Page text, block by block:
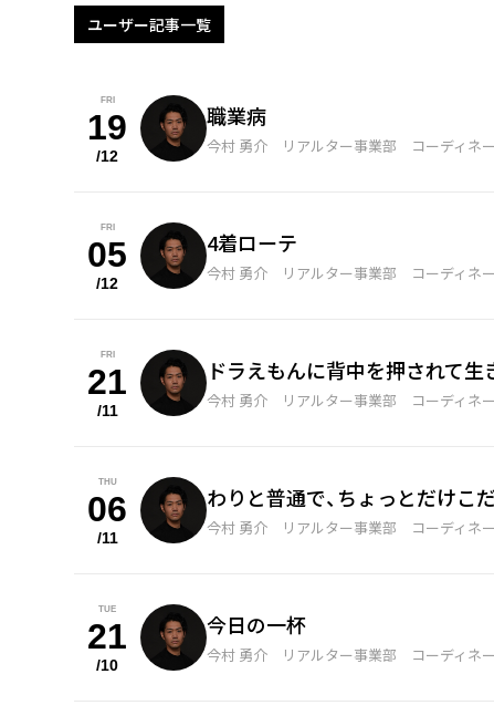
ユーザー記事一覧
FRI
19
/12
職業病
今村 勇介 リアルター事業部 コーディネ
FRI
05
/12
4着ローテ
今村 勇介 リアルター事業部 コーディネ
FRI
21
/11
ドラえもんに背中を押されて生
今村 勇介 リアルター事業部 コーディネ
THU
06
/11
わりと普通で、ちょっとだけこ
今村 勇介 リアルター事業部 コーディネ
TUE
21
/10
今日の一杯
今村 勇介 リアルター事業部 コーディネ